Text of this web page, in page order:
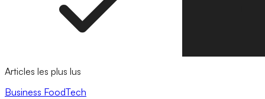
Articles les plus lus
Business FoodTech